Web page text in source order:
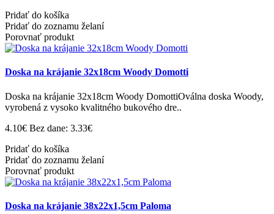
Pridať do košíka
Pridať do zoznamu želaní
Porovnať produkt
Doska na krájanie 32x18cm Woody Domotti
Doska na krájanie 32x18cm Woody DomottiOválna doska Woody,
vyrobená z vysoko kvalitného bukového dre..
4.10€ Bez dane: 3.33€
Pridať do košíka
Pridať do zoznamu želaní
Porovnať produkt
Doska na krájanie 38x22x1,5cm Paloma